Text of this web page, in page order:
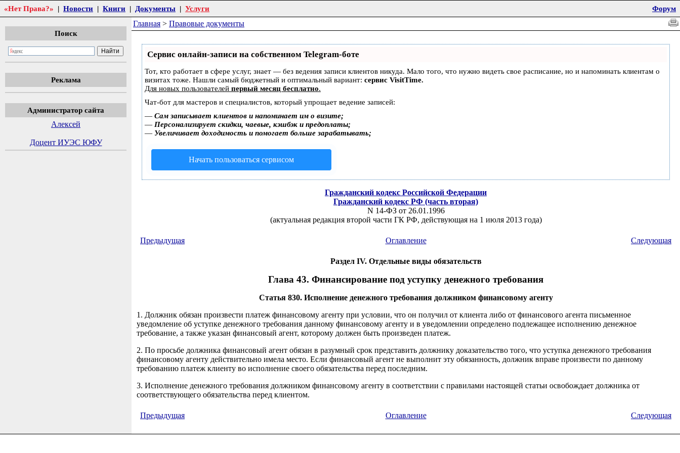
«Нет Права?» | Новости | Книги | Документы | Услуги Форум
Поиск
Реклама
Администратор сайта
Алексей
Доцент ИУЭС ЮФУ
Главная > Правовые документы
Сервис онлайн-записи на собственном Telegram-боте
Тот, кто работает в сфере услуг, знает — без ведения записи клиентов никуда. Мало того, что нужно видеть свое расписание, но и напоминать клиентам о
визитах тоже. Нашли самый бюджетный и оптимальный вариант: сервис VisitTime.
Для новых пользователей первый месяц бесплатно.
Чат-бот для мастеров и специалистов, который упрощает ведение записей:
— Сам записывает клиентов и напоминает им о визите;
— Персонализирует скидки, чаевые, кэшбэк и предоплаты;
— Увеличивает доходимость и помогает больше зарабатывать;
Начать пользоваться сервисом
Гражданский кодекс Российской Федерации
Гражданский кодекс РФ (часть вторая)
N 14-ФЗ от 26.01.1996
(актуальная редакция второй части ГК РФ, действующая на 1 июля 2013 года)
Предыдущая Оглавление Следующая
Раздел IV. Отдельные виды обязательств
Глава 43. Финансирование под уступку денежного требования
Статья 830. Исполнение денежного требования должником финансовому агенту
1. Должник обязан произвести платеж финансовому агенту при условии, что он получил от клиента либо от финансового агента письменное
уведомление об уступке денежного требования данному финансовому агенту и в уведомлении определено подлежащее исполнению денежное
требование, а также указан финансовый агент, которому должен быть произведен платеж.
2. По просьбе должника финансовый агент обязан в разумный срок представить должнику доказательство того, что уступка денежного требования
финансовому агенту действительно имела место. Если финансовый агент не выполнит эту обязанность, должник вправе произвести по данному
требованию платеж клиенту во исполнение своего обязательства перед последним.
3. Исполнение денежного требования должником финансовому агенту в соответствии с правилами настоящей статьи освобождает должника от
соответствующего обязательства перед клиентом.
Предыдущая Оглавление Следующая